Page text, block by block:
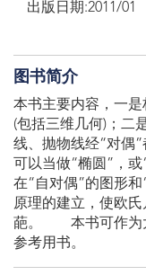
出版日期:2011/01
图书简介
本书主要内容，一
(包括三维几何)；二
线、抛物线经“对偶
可以当做“椭圆”，
在“自对偶”的图形
原理的建立，使欧
葩。 本书可作为大
参考用书。